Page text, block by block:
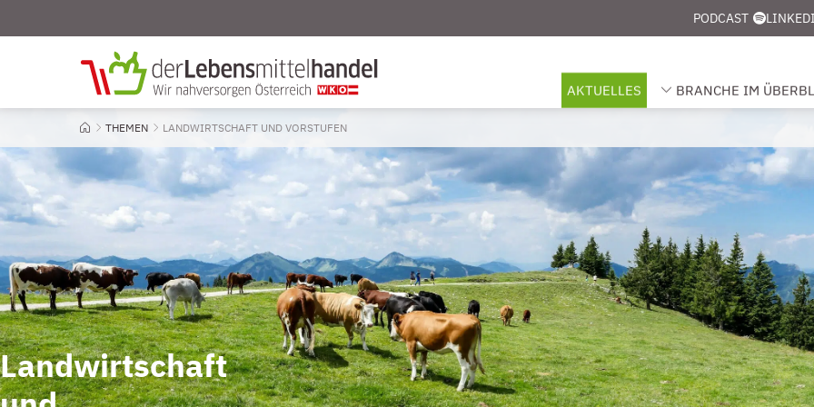
PODCAST
AKTUELLES UNTERMENÜ FÜR
BRANCHE IM
THEMEN AKTUELL: LANDWIRTSCHAFT UND VORSTUFEN
LANDWIRTSCHAFT UND VORSTUFEN
Landwirtschaft